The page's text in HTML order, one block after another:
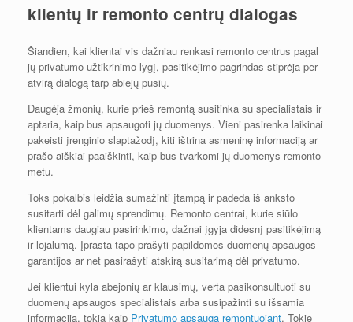
klientų ir remonto centrų dialogas
Šiandien, kai klientai vis dažniau renkasi remonto centrus pagal
jų privatumo užtikrinimo lygį, pasitikėjimo pagrindas stiprėja per
atvirą dialogą tarp abiejų pusių.
Daugėja žmonių, kurie prieš remontą susitinka su specialistais ir
aptaria, kaip bus apsaugoti jų duomenys. Vieni pasirenka laikinai
pakeisti įrenginio slaptažodį, kiti ištrina asmeninę informaciją ar
prašo aiškiai paaiškinti, kaip bus tvarkomi jų duomenys remonto
metu.
Toks pokalbis leidžia sumažinti įtampą ir padeda iš anksto
susitarti dėl galimų sprendimų. Remonto centrai, kurie siūlo
klientams daugiau pasirinkimo, dažnai įgyja didesnį pasitikėjimą
ir lojalumą. Įprasta tapo prašyti papildomos duomenų apsaugos
garantijos ar net pasirašyti atskirą susitarimą dėl privatumo.
Jei klientui kyla abejonių ar klausimų, verta pasikonsultuoti su
duomenų apsaugos specialistais arba susipažinti su išsamia
informacija, tokia kaip Privatumo apsauga remontuojant. Tokie